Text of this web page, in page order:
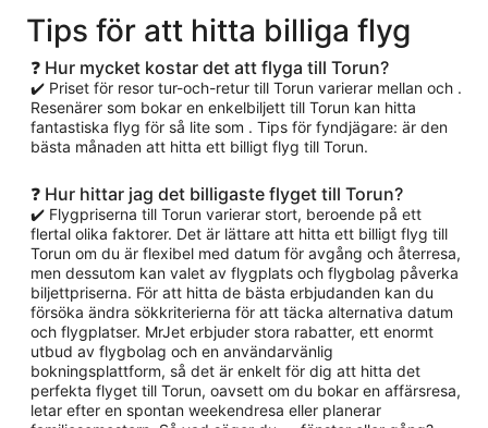
Tips för att hitta billiga flyg
❓ Hur mycket kostar det att flyga till Torun?
✔️ Priset för resor tur-och-retur till Torun varierar mellan och .
Resenärer som bokar en enkelbiljett till Torun kan hitta
fantastiska flyg för så lite som . Tips för fyndjägare: är den
bästa månaden att hitta ett billigt flyg till Torun.
❓ Hur hittar jag det billigaste flyget till Torun?
✔️ Flygpriserna till Torun varierar stort, beroende på ett
flertal olika faktorer. Det är lättare att hitta ett billigt flyg till
Torun om du är flexibel med datum för avgång och återresa,
men dessutom kan valet av flygplats och flygbolag påverka
biljettpriserna. För att hitta de bästa erbjudanden kan du
försöka ändra sökkriterierna för att täcka alternativa datum
och flygplatser. MrJet erbjuder stora rabatter, ett enormt
utbud av flygbolag och en användarvänlig
bokningsplattform, så det är enkelt för dig att hitta det
perfekta flyget till Torun, oavsett om du bokar en affärsresa,
letar efter en spontan weekendresa eller planerar